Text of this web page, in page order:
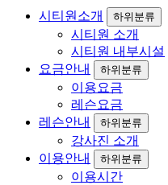
시티원소개 하위분류
시티원 소개
시티원 내부시설
요금안내
하위분류
이용요금
레슨요금
레슨안내
하위분류
강사진 소개
이용안내
하위분류
이용시간